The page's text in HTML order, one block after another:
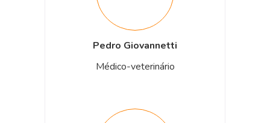
Pedro Giovannetti
Médico-veterinário